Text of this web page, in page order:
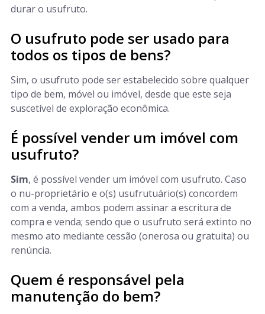
durar o usufruto.
O usufruto pode ser usado para
todos os tipos de bens?
Sim, o usufruto pode ser estabelecido sobre qualquer
tipo de bem, móvel ou imóvel, desde que este seja
suscetível de exploração econômica.
É possível vender um imóvel com
usufruto?
Sim, é possível vender um imóvel com usufruto. Caso
o nu-proprietário e o(s) usufrutuário(s) concordem
com a venda, ambos podem assinar a escritura de
compra e venda; sendo que o usufruto será extinto no
mesmo ato mediante cessão (onerosa ou gratuita) ou
renúncia.
Quem é responsável pela
manutenção do bem?